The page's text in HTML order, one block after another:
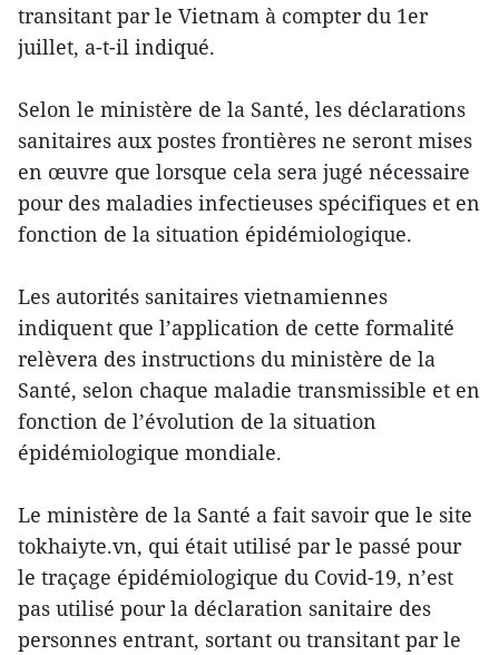
transitant par le Vietnam à compter du 1er
juillet, a-t-il indiqué.
Selon le ministère de la Santé, les déclarations
sanitaires aux postes frontières ne seront mises
en œuvre que lorsque cela sera jugé nécessaire
pour des maladies infectieuses spécifiques et en
fonction de la situation épidémiologique.
Les autorités sanitaires vietnamiennes
indiquent que l’application de cette formalité
relèvera des instructions du ministère de la
Santé, selon chaque maladie transmissible et en
fonction de l’évolution de la situation
épidémiologique mondiale.
Le ministère de la Santé a fait savoir que le site
tokhaiyte.vn, qui était utilisé par le passé pour
le traçage épidémiologique du Covid-19, n’est
pas utilisé pour la déclaration sanitaire des
personnes entrant, sortant ou transitant par le